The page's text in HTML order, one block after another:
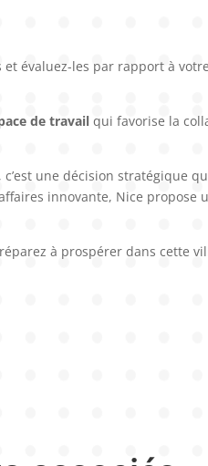
évaluez-les par rapport à
de travail qui favorise la
une décision stratégique
innovante, Nice propose
à prospérer dans cette